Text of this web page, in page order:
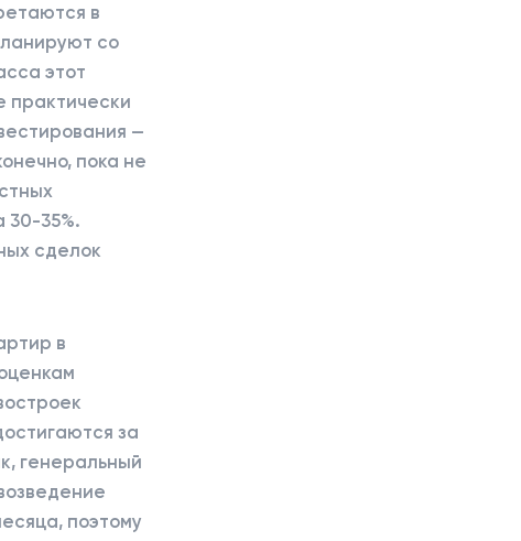
в
со
этот
практически
—
пока не
30-35%.
сделок
в
за
генеральный
поэтому